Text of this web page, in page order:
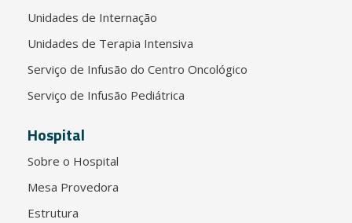
Unidades de Internação
Unidades de Terapia Intensiva
Serviço de Infusão do Centro Oncológico
Serviço de Infusão Pediátrica
Hospital
Sobre o Hospital
Mesa Provedora
Estrutura